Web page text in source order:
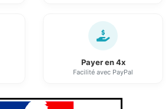
Payer en 4x
Facilité avec PayPal